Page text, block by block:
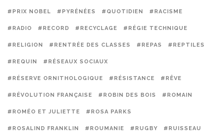
#PRIX NOBEL #PYRÉNÉES #QUOTIDIEN #RACISME
#RADIO #RECORD #RECYCLAGE #RÉGIE TECHNIQUE
#RELIGION #RENTRÉE DES CLASSES #REPAS #REPTILES
#REQUIN #RÉSEAUX SOCIAUX
#RÉSERVE ORNITHOLOGIQUE #RÉSISTANCE #RÊVE
#RÉVOLUTION FRANÇAISE #ROBIN DES BOIS #ROMAIN
#ROMÉO ET JULIETTE #ROSA PARKS
#ROSALIND FRANKLIN #ROUMANIE #RUGBY #RUISSEAU